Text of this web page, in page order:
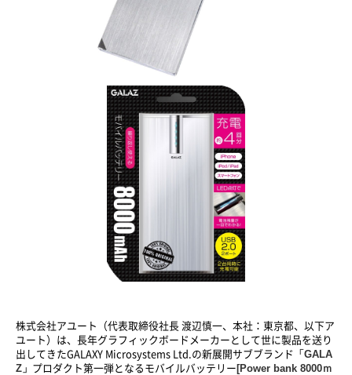
株式会社アユート（代表取締役社長 渡辺慎一、本社：東京都、以下ア
ユート）は、長年グラフィックボードメーカーとして世に製品を送り
出してきたGALAXY Microsystems Ltd.の新展開サブブランド
「GALA
Z」
プロダクト第一弾となるモバイルバッテリー [Power bank 8000ｍ